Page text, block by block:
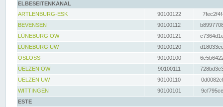
ELBESEITENKANAL
ARTLENBURG-ESK
90100122
BEVENSEN
90100112
LÜNEBURG OW
90100121
LÜNEBURG UW
90100120
OSLOSS
90100100
UELZEN OW
90100111
UELZEN UW
90100110
WITTINGEN
90100101
ESTE